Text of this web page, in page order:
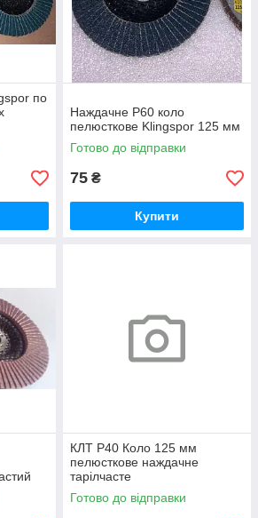
по
Наждачне Р60 коло
пелюсткове Klingspor 125 мм
Готово до відправки
75 ₴
Купити
КЛТ Р40 Коло 125 мм
пелюсткове наждачне
тарілчасте
Готово до відправки